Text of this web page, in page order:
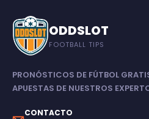
ODDSLOT
FOOTBALL TIPS
PRONÓSTICOS DE FÚTBOL
APUESTAS DE NUESTROS
CONTACTO